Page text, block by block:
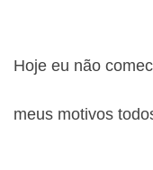
Hoje eu não
meus motivos